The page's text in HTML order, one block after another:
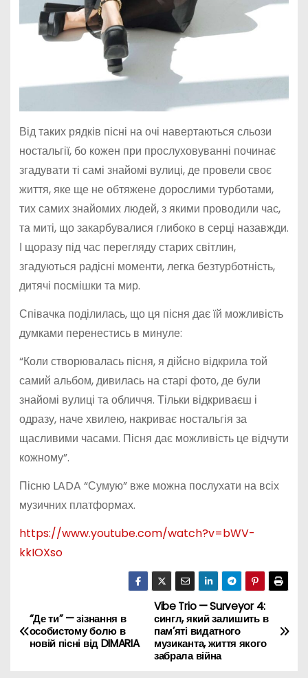
Від таких рядків пісні на очі навертаються сльози
ностальгії, бо кожен при прослуховуванні починає
згадувати ті самі знайомі вулиці, де провели своє
життя, яке ще не обтяжене дорослими турботами,
тих самих знайомих людей, з якими проводили час,
та миті, що закарбувалися глибоко в серці назавжди.
І щоразу під час перегляду старих світлин,
згадуються радісні моменти, легка безтурботність,
дитячі посмішки та мир.
Співачка поділилась, що ця пісня дає їй можливість
думками перенестись в минуле:
“Коли створювалась пісня, я дійсно відкрила той
самий альбом, дивилась на старі фото, де були
знайомі вулиці та обличчя. Тільки відкриваєш і
одразу, наче хвилею, накриває ностальгія за
щасливими часами. Пісня дає можливість це відчути
кожному”.
Пісню LADA “Сумую” вже можна послухати на всіх
музичних платформах.
https://www.youtube.com/watch?v=bWV-
kkIOXso
Н
а
Vibe Trio — Surveyor 4:
сингл, який залишить в
пам’яті видатного
музиканта, життя якого
забрала війна
“Де ти” — зізнання в
особистому болю в
новій пісні від DIMARIA